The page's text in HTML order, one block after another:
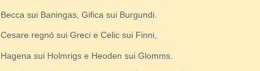
Becca sui Baningas, Gifica sui Burgundi.
Cesare regnò sui Greci e Celic sui Finni,
Hagena sui Holmrigs e Heoden sui Glomms.